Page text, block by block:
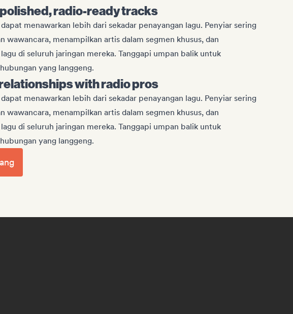
radio-ready tracks
menawarkan lebih dari sekadar penayangan lagu. Penyiar sering
wawancara, menampilkan artis dalam segmen khusus, dan
di seluruh jaringan mereka. Tanggapi umpan balik untuk
yang langgeng.
with radio pros
menawarkan lebih dari sekadar penayangan lagu. Penyiar sering
wawancara, menampilkan artis dalam segmen khusus, dan
di seluruh jaringan mereka. Tanggapi umpan balik untuk
yang langgeng.